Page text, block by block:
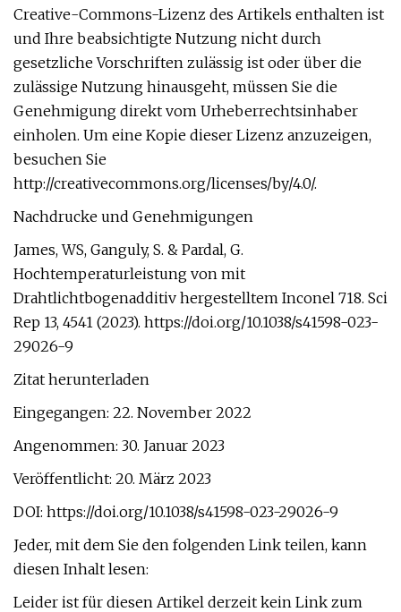
Creative-Commons-Lizenz des Artikels enthalten ist
und Ihre beabsichtigte Nutzung nicht durch
gesetzliche Vorschriften zulässig ist oder über die
zulässige Nutzung hinausgeht, müssen Sie die
Genehmigung direkt vom Urheberrechtsinhaber
einholen. Um eine Kopie dieser Lizenz anzuzeigen,
besuchen Sie
http://creativecommons.org/licenses/by/4.0/.
Nachdrucke und Genehmigungen
James, WS, Ganguly, S. & Pardal, G.
Hochtemperaturleistung von mit
Drahtlichtbogenadditiv hergestelltem Inconel 718. Sci
Rep 13, 4541 (2023). https://doi.org/10.1038/s41598-023-
29026-9
Zitat herunterladen
Eingegangen: 22. November 2022
Angenommen: 30. Januar 2023
Veröffentlicht: 20. März 2023
DOI: https://doi.org/10.1038/s41598-023-29026-9
Jeder, mit dem Sie den folgenden Link teilen, kann
diesen Inhalt lesen:
Leider ist für diesen Artikel derzeit kein Link zum